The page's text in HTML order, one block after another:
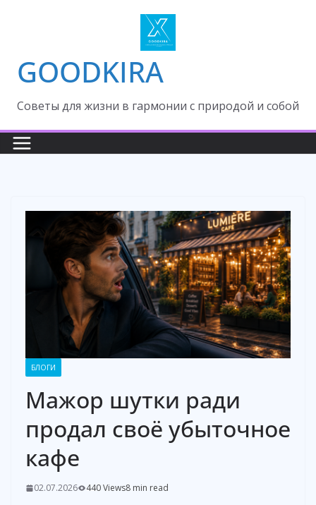
GOODKIRA
Cоветы для жизни в гармонии с природой и собой
БЛОГИ
Мажор шутки ради
продал своё убыточное
кафе
02.07.2026 440 Views8 min read